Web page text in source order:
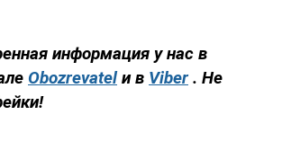
информация у нас в
Obozrevatel и в Viber . Не